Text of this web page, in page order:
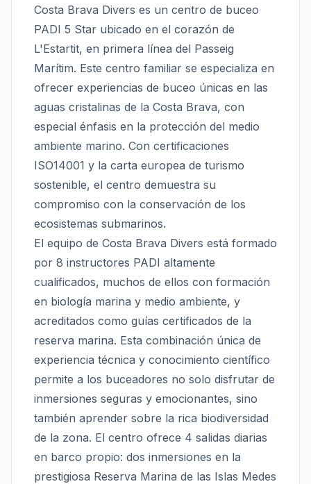
Costa Brava Divers es un centro de buceo
PADI 5 Star ubicado en el corazón de
L'Estartit, en primera línea del Passeig
Marítim. Este centro familiar se especializa en
ofrecer experiencias de buceo únicas en las
aguas cristalinas de la Costa Brava, con
especial énfasis en la protección del medio
ambiente marino. Con certificaciones
ISO14001 y la carta europea de turismo
sostenible, el centro demuestra su
compromiso con la conservación de los
ecosistemas submarinos.
El equipo de Costa Brava Divers está formado
por 8 instructores PADI altamente
cualificados, muchos de ellos con formación
en biología marina y medio ambiente, y
acreditados como guías certificados de la
reserva marina. Esta combinación única de
experiencia técnica y conocimiento científico
permite a los buceadores no solo disfrutar de
inmersiones seguras y emocionantes, sino
también aprender sobre la rica biodiversidad
de la zona. El centro ofrece 4 salidas diarias
en barco propio: dos inmersiones en la
prestigiosa Reserva Marina de las Islas Medes